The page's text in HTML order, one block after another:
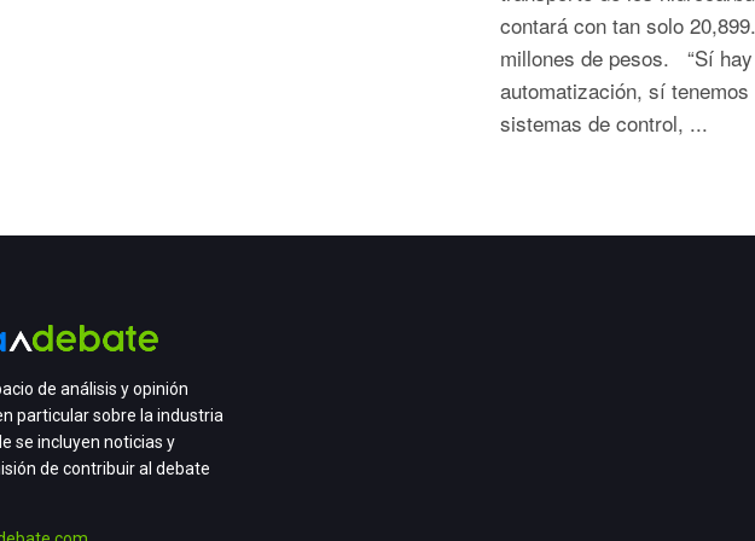
contará con tan solo
millones de pesos. “Sí hay
automatización, sí tenemos
sistemas de control, ...
de análisis y opinión
particular sobre la industria
se incluyen noticias y
de contribuir al debate